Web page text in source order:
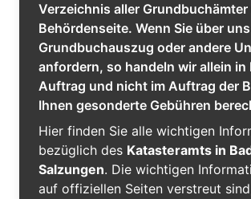
Verzeichnis aller
Behördenseite. Wenn Sie über
Grundbuchauszug oder andere
anfordern, so handeln wir allein in
Auftrag und nicht im Auftrag der
Ihnen gesonderte Gebühren
Hier finden Sie alle wichtigen
bezüglich des Katasteramts in
Salzungen. Die wichtigen
auf offiziellen Seiten verstreut